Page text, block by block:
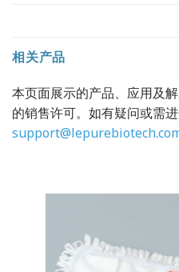
相关产品
本页面展示的产品、应用及
的销售许可。如有疑问或需